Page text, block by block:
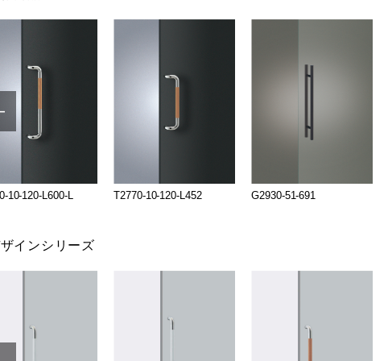
10-120-L600-L T2770-10-120-L452 G2930-51-691
インシリーズ